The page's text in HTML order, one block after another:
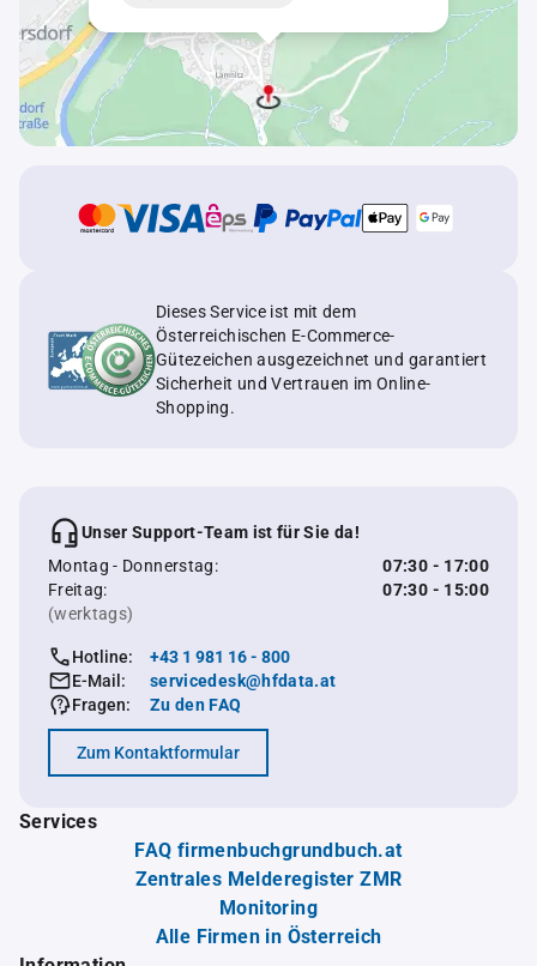
Dieses Service ist mit dem
Österreichischen E-Commerce-
Gütezeichen ausgezeichnet und garantiert
Sicherheit und Vertrauen im Online-
Shopping.
Unser Support-Team ist für Sie da!
Montag - Donnerstag:
07:30 - 17:00
Freitag:
07:30 - 15:00
(werktags)
Hotline:
+43 1 981 16 - 800
E-Mail:
servicedesk@hfdata.at
Fragen:
Zu den FAQ
Zum Kontaktformular
Services
FAQ firmenbuchgrundbuch.at
Zentrales Melderegister ZMR
Monitoring
Alle Firmen in Österreich